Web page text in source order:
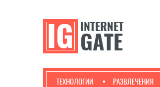
ТЕХНОЛОГИИ РАЗВЛЕЧЕНИЯ